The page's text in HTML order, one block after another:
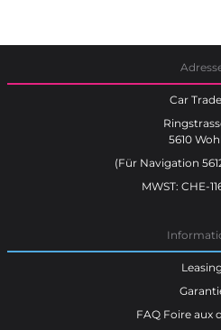
Car
5610
(Für Navigation
MWST: CHE-
Leasing
FAQ Foire aux